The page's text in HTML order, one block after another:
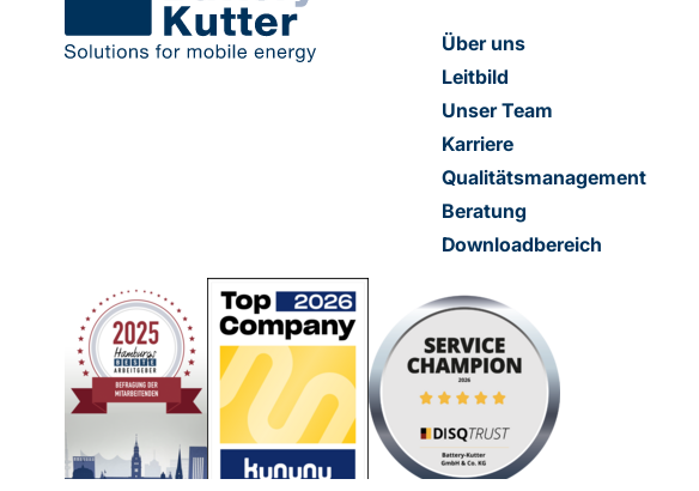
Über uns
Leitbild
Unser Team
Karriere
Qualitätsmanagement
Beratung
Downloadbereich